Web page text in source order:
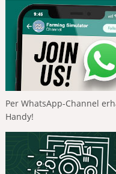
Per WhatsApp-Channel
Handy!